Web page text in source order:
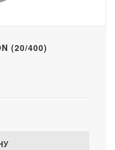
(20/400)